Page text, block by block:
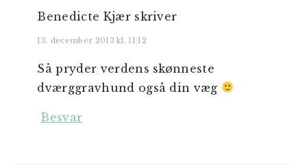
Benedicte Kjær skriver
13. december 2013 kl. 11:12
Så pryder verdens skønneste
dværggravhund også din væg
Besvar